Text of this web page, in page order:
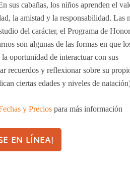
sus cabañas, los niños aprenden el
la amistad y la responsabilidad. Las
del carácter, el Programa de
son algunas de las formas en que
la oportunidad de interactuar con sus
recuerdos y reflexionar sobre su
ciertas edades y niveles de
y Precios para más información
EN LÍNEA!